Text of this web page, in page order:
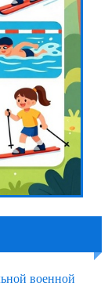
военной